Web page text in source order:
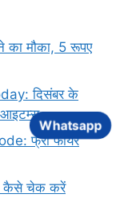
Whatsapp
मौका, 5 रूपए
दिसंबर के
आइटम्स
फ्री फायर
कैसे चेक करें